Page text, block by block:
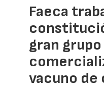
Faeca
gran grupo
vacuno de